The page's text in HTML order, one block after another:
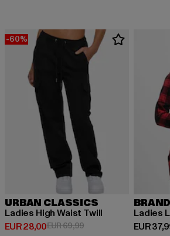
-60%
URBAN CLASSICS
Ladies High Waist Twill
EUR 28,00
Derzeitiger Preis: EUR 28,00
EUR 69,99Aktionspreis: EUR 69,99
Ladies
EUR